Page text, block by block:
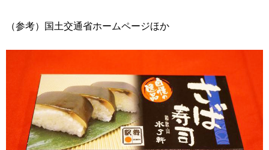
（参考）国土交通省ホームページほか